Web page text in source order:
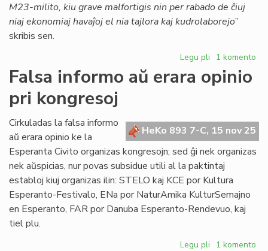
M23-milito, kiu grave malfortigis nin per rabado de ĉiuj
niaj ekonomiaj havaĵoj el nia tajlora kaj kudrolaborejo”
skribis sen.
Legu pli pri
Konsulino
Parlamenton
al
Milano
1 komento
Falsa informo aŭ erara opinio
pri kongresoj
HeKo 893 7-C, 15 nov 25
Cirkuladas la falsa informo
aŭ erara opinio ke la
Esperanta Civito organizas kongresojn; sed ĝi nek organizas
nek aŭspicias, nur povas subsidue utili al la paktintaj
establoj kiuj organizas ilin: STELO kaj KCE por Kultura
Esperanto-Festivalo, ENa por NaturAmika KulturSemajno
en Esperanto, FAR por Danuba Esperanto-Rendevuo, kaj
tiel plu.
Legu pli pri1 komento